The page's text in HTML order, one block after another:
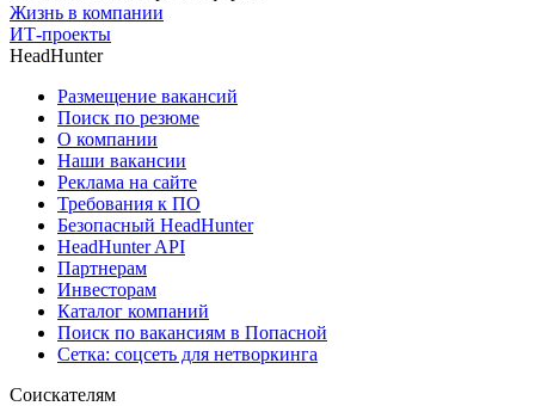
Жизнь в компании
ИТ-проекты
HeadHunter
Размещение вакансий
Поиск по резюме
О компании
Наши вакансии
Реклама на сайте
Требования к ПО
Безопасный HeadHunter
HeadHunter API
Партнерам
Инвесторам
Каталог компаний
Поиск по вакансиям в Попасной
Сетка: соцсеть для нетворкинга
Соискателям